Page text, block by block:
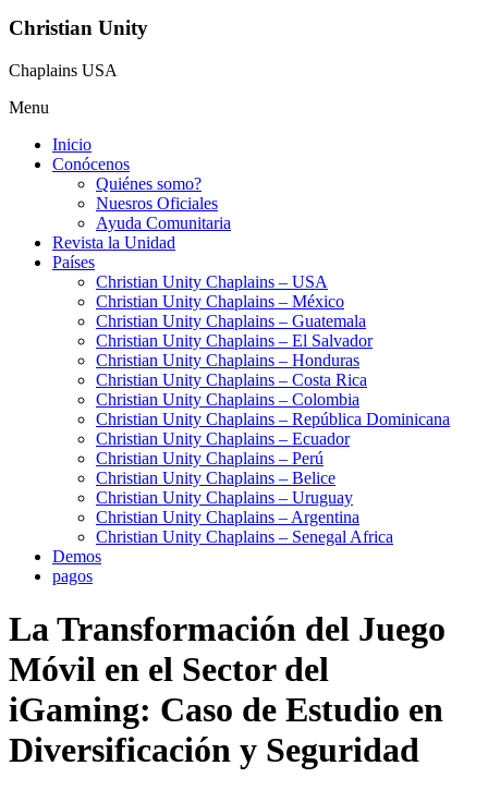
Christian Unity
Chaplains USA
Menu
Inicio
Conócenos
Quiénes somo?
Nuesros Oficiales
Ayuda Comunitaria
Revista la Unidad
Países
Christian Unity Chaplains – USA
Christian Unity Chaplains – México
Christian Unity Chaplains – Guatemala
Christian Unity Chaplains – El Salvador
Christian Unity Chaplains – Honduras
Christian Unity Chaplains – Costa Rica
Christian Unity Chaplains – Colombia
Christian Unity Chaplains – República Dominicana
Christian Unity Chaplains – Ecuador
Christian Unity Chaplains – Perú
Christian Unity Chaplains – Belice
Christian Unity Chaplains – Uruguay
Christian Unity Chaplains – Argentina
Christian Unity Chaplains – Senegal Africa
Demos
pagos
La Transformación del Juego
Móvil en el Sector del
iGaming: Caso de Estudio en
Diversificación y Seguridad